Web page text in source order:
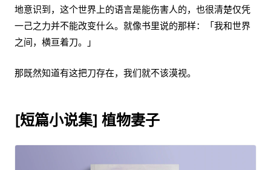
地意识到，这个世界上的语言是能伤害人的，也很清楚仅凭
一己之力并不能改变什么。就像书里说的那样：「我和世界
之间，横亘着刀。」
那既然知道有这把刀存在，我们就不该漠视。
[短篇小说集] 植物妻子